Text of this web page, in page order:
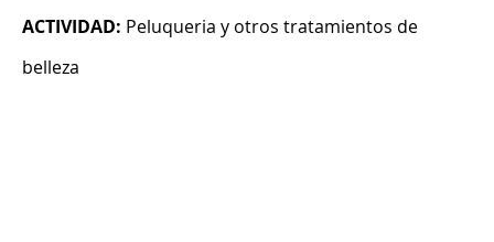
ACTIVIDAD: Peluqueria y otros tratamientos de
belleza